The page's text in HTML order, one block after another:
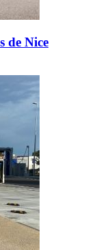
de Nice